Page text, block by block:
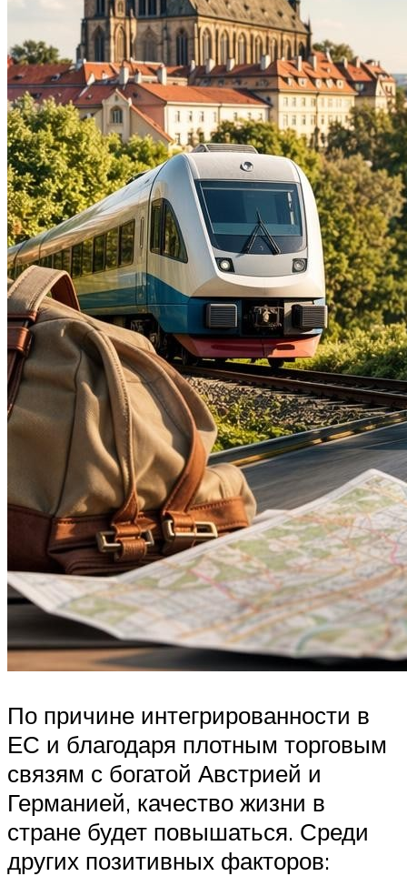
По причине интегрированности в
ЕС и благодаря плотным торговым
связям с богатой Австрией и
Германией, качество жизни в
стране будет повышаться. Среди
других позитивных факторов: